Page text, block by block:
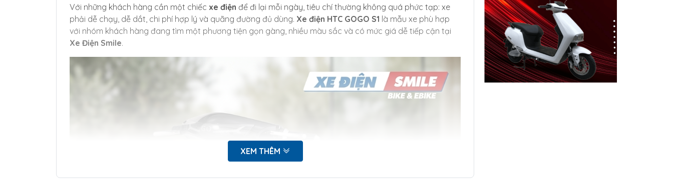
Với những khách hàng cần một chiếc xe điện để đi lại mỗi ngày, tiêu chí thường không quá phức tạp: xe
phải dễ chạy, dễ dắt, chi phí hợp lý và quãng đường đủ dùng. Xe điện HTC GOGO S1 là mẫu xe phù hợp
với nhóm khách hàng đang tìm một phương tiện gọn gàng, nhiều màu sắc và có mức giá dễ tiếp cận tại
Xe Điện Smile.
XEM THÊM